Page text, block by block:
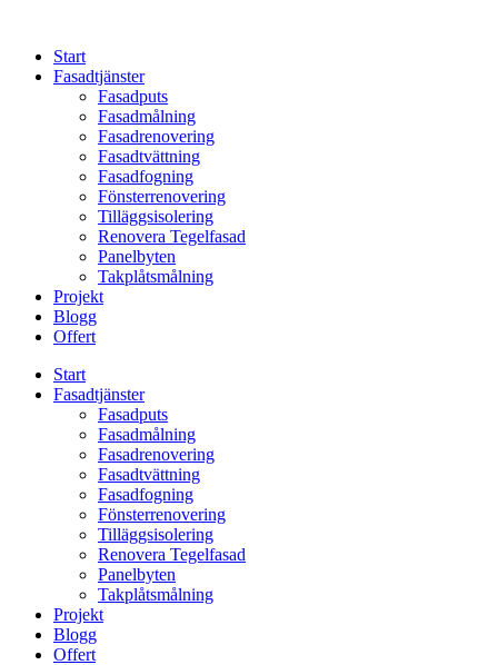
contentStart
Fasadtjänster
Fasadputs
Fasadmålning
Fasadrenovering
Fasadtvättning
Fasadfogning
Fönsterrenovering
Tilläggsisolering
Renovera Tegelfasad
Panelbyten
Takplåtsmålning
Projekt
Blogg
Offert
Start
Fasadtjänster
Fasadputs
Fasadmålning
Fasadrenovering
Fasadtvättning
Fasadfogning
Fönsterrenovering
Tilläggsisolering
Renovera Tegelfasad
Panelbyten
Takplåtsmålning
Projekt
Blogg
Offert